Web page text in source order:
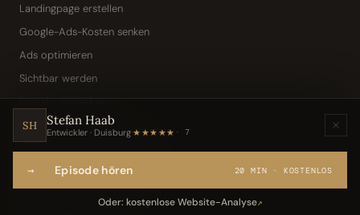
Landingpage erstellen
Google-Ads-Kosten senken
Ads optimieren
Sichtbar werden
Digitale Visitenkarte
KI-Assistent (Toni · Jarvis)
Webseite per Sprache
SH Stefan Haab
Entwickler · Duisburg·★★★★★ 7
→ Episode hören 20 MIN · KOSTENLOS
Oder: kostenlose Website-Analyse↗